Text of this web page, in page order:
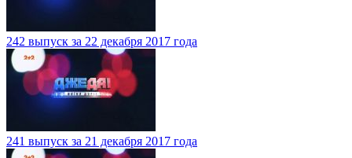
242 выпуск за 22 декабря 2017 года
241 выпуск за 21 декабря 2017 года